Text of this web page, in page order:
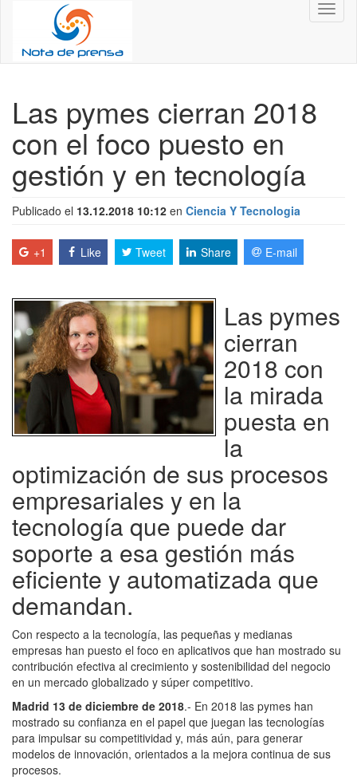
Las pymes cierran 2018
con el foco puesto en
gestión y en tecnología
Publicado el 13.12.2018 10:12 en Ciencia Y Tecnologia
+1 Like Tweet Share E-mail
Las pymes
cierran
2018 con
la mirada
puesta en
la
optimización de sus procesos
empresariales y en la
tecnología que puede dar
soporte a esa gestión más
eficiente y automatizada que
demandan.
Con respecto a la tecnología, las pequeñas y medianas
empresas han puesto el foco en aplicativos que han mostrado su
contribución efectiva al crecimiento y sostenibilidad del negocio
en un mercado globalizado y súper competitivo.
Madrid 13 de diciembre de 2018.- En 2018 las pymes han
mostrado su confianza en el papel que juegan las tecnologías
para impulsar su competitividad y, más aún, para generar
modelos de innovación, orientados a la mejora continua de sus
procesos.